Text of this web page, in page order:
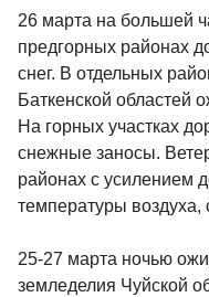
26 марта на большей
предгорных районах
снег. В отдельных
Баткенской областей
На горных участках
снежные заносы.
районах с усилением
температуры
25-27 марта ночью
земледелия Чуйской